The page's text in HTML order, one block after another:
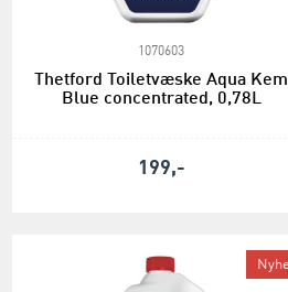
1070603
Thetford Toiletvæske Aqua Kem
Blue concentrated, 0,78L
199,-